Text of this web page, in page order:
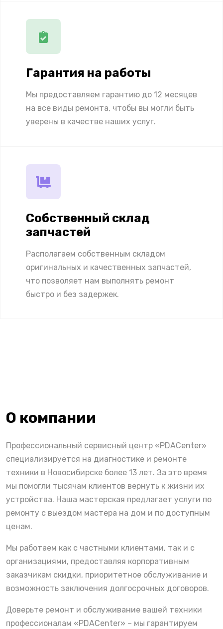
Гарантия на работы
Мы предоставляем гарантию до 12 месяцев
на все виды ремонта, чтобы вы могли быть
уверены в качестве наших услуг.
Собственный склад
запчастей
Располагаем собственным складом
оригинальных и качественных запчастей,
что позволяет нам выполнять ремонт
быстро и без задержек.
О компании
Профессиональный сервисный центр «PDACenter»
специализируется на диагностике и ремонте
техники в Новосибирске более 13 лет. За это время
мы помогли тысячам клиентов вернуть к жизни их
устройства. Наша мастерская предлагает услуги по
ремонту с выездом мастера на дом и по доступным
ценам.
Мы работаем как с частными клиентами, так и с
организациями, предоставляя корпоративным
заказчикам скидки, приоритетное обслуживание и
возможность заключения долгосрочных договоров.
Доверьте ремонт и обслуживание вашей техники
профессионалам «PDACenter» – мы гарантируем